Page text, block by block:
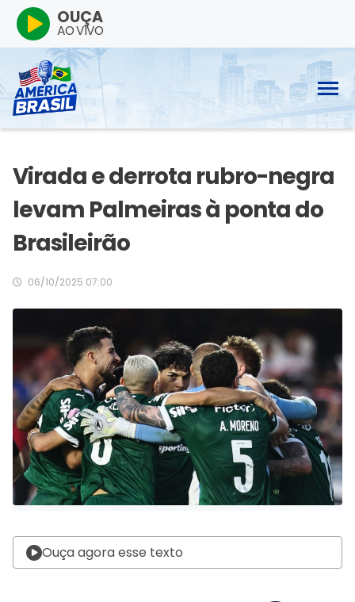
OUÇA
AO VIVO
Virada e derrota rubro-negra
levam Palmeiras à ponta do
Brasileirão
06/10/2025 07:00
Ouça agora esse texto